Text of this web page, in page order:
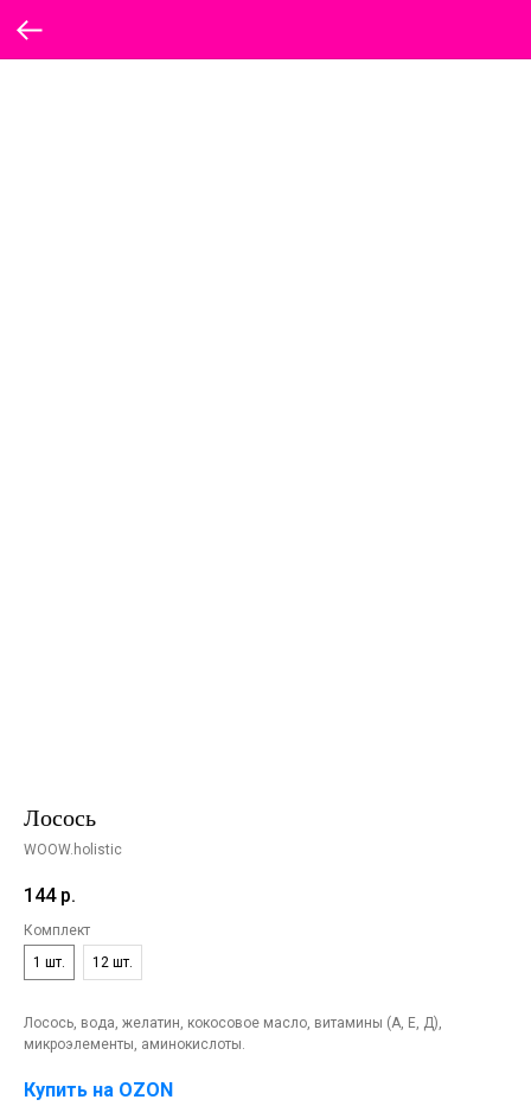
Лосось
WOOW.holistic
144 р.
Комплект
1 шт.
12 шт.
Лосось, вода, желатин, кокосовое масло, витамины (А, Е, Д),
микроэлементы, аминокислоты.
Купить на OZON